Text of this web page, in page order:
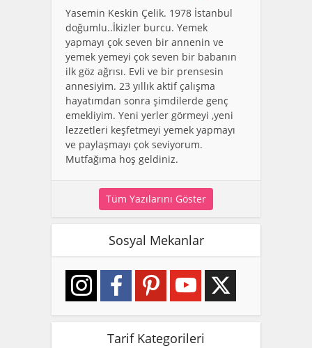
Yasemin Keskin Çelik. 1978 İstanbul
doğumlu..İkizler burcu. Yemek
yapmayı çok seven bir annenin ve
yemek yemeyi çok seven bir babanın
ilk göz ağrısı. Evli ve bir prensesin
annesiyim. 23 yıllık aktif çalışma
hayatımdan sonra şimdilerde genç
emekliyim. Yeni yerler görmeyi ,yeni
lezzetleri keşfetmeyi yemek yapmayı
ve paylaşmayı çok seviyorum.
Mutfağıma hoş geldiniz.
Tüm Yazılarını Göster
Sosyal Mekanlar
Tarif Kategorileri